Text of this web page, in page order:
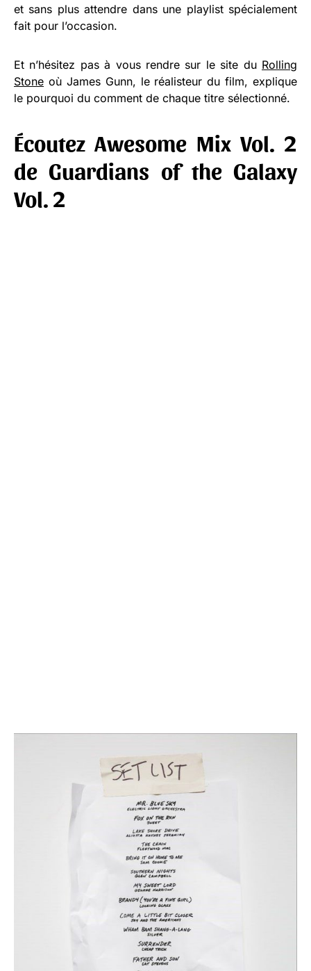
et sans plus attendre dans une playlist spécialement
fait pour l’occasion.
Et n’hésitez pas à vous rendre sur le site du Rolling
Stone où James Gunn, le réalisteur du film, explique
le pourquoi du comment de chaque titre sélectionné.
Écoutez Awesome Mix Vol. 2
de Guardians of the Galaxy
Vol. 2